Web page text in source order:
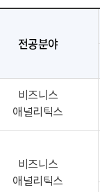
전공분야
비즈니스
애널리틱스
비즈니스
애널리틱스